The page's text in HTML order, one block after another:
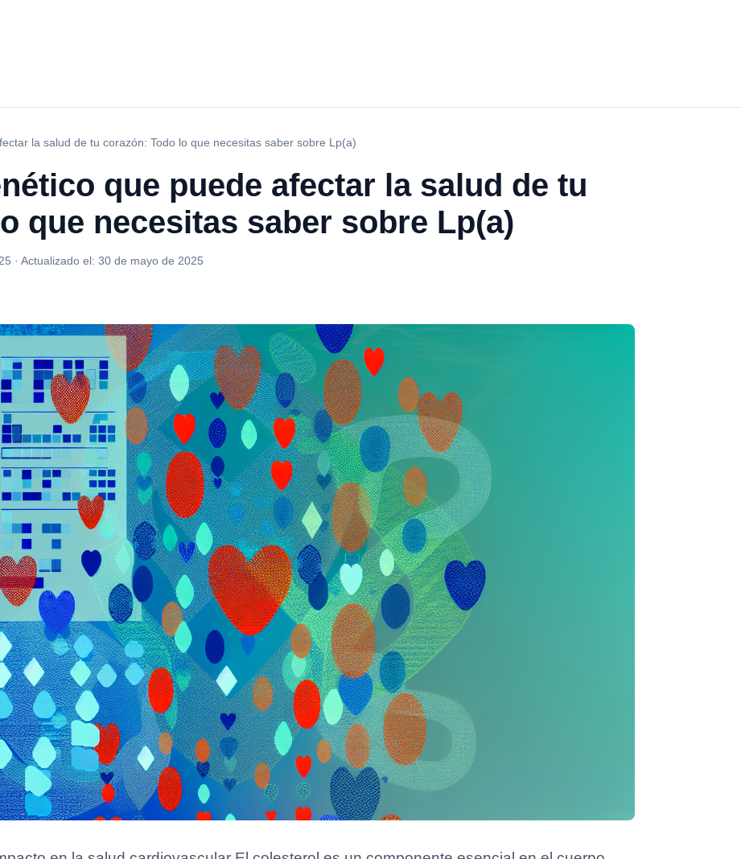
la salud de tu corazón: Todo lo que necesitas saber sobre Lp(a)
que puede afectar la salud de tu
que necesitas saber sobre Lp(a)
· Actualizado el: 30 de mayo de 2025